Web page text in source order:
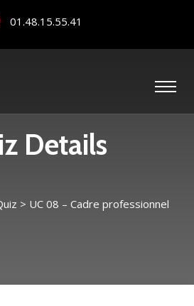
01.48.15.55.41
Details
> UC 08 – Cadre professionnel